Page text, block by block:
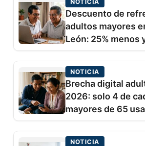
NOTICIA
Descuento de
adultos mayores
León: 25% menos
cobrarlo
NOTICIA
Brecha digital
2026: solo 4 de
mayores de 65
NOTICIA